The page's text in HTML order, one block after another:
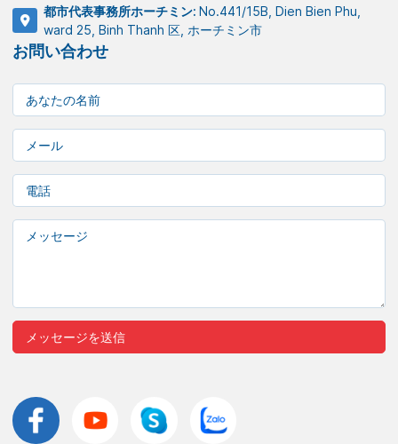
都市代表事務所ホーチミン: No.441/15B, Dien Bien Phu,
ward 25, Binh Thanh 区, ホーチミン市
お問い合わせ